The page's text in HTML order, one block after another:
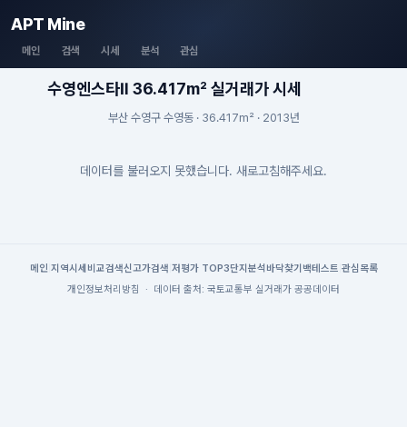
APT Mine
메인 검색 시세 분석 관심
수영엔스타Ⅱ 36.417m² 실거래가 시세
부산 수영구 수영동 · 36.417m² · 2013년
데이터를 불러오지 못했습니다. 새로고침해주세요.
메인| 지역시세 비교검색신고가검색 저평가 TOP3단지분석 바닥찾기 백테스트 관심목록
개인정보처리방침
· 데이터 출처: 국토교통부 실거래가 공공데이터